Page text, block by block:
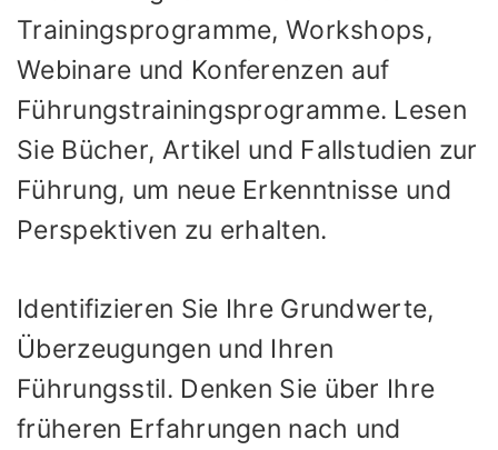
Trainingsprogramme, Workshops,
Webinare und Konferenzen auf
Führungstrainingsprogramme. Lesen
Sie Bücher, Artikel und Fallstudien zur
Führung, um neue Erkenntnisse und
Perspektiven zu erhalten.
Identifizieren Sie Ihre Grundwerte,
Überzeugungen und Ihren
Führungsstil. Denken Sie über Ihre
früheren Erfahrungen nach und